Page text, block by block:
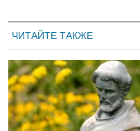
ЧИТАЙТЕ ТАКЖЕ